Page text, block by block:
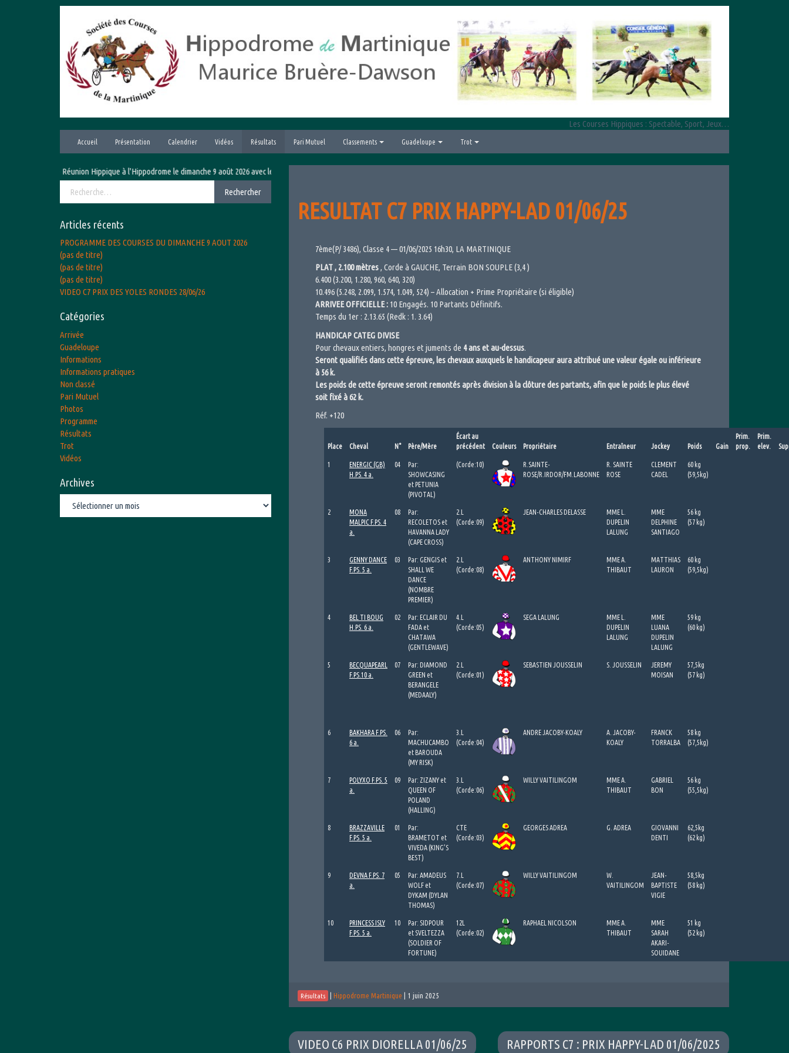
Les Courses Hippiques : Spectable, Sport, Jeux…
Accueil Présentation Calendrier Vidéos Résultats Pari Mutuel Classements Guadeloupe Trot
RESULTAT C7 PRIX HAPPY-LAD 01/06/25
7ème(P/ 3486), Classe 4 — 01/06/2025 16h30, LA MARTINIQUE
PLAT , 2.100 mètres, Corde à GAUCHE, Terrain BON SOUPLE (3,4 )
6.400 (3.200, 1.280, 960, 640, 320)
10.496 (5.248, 2.099, 1.574, 1.049, 524) – Allocation + Prime Propriétaire (si éligible)
ARRIVEE OFFICIELLE : 10 Engagés. 10 Partants Définitifs.
Temps du 1er : 2.13.65 (Redk : 1. 3.64)
HANDICAP CATEG DIVISE
Pour chevaux entiers, hongres et juments de 4 ans et au-dessus.
Seront qualifiés dans cette épreuve, les chevaux auxquels le handicapeur aura attribué une valeur égale ou inférieure
à 56 k.
Les poids de cette épreuve seront remontés après division à la clôture des partants, afin que le poids le plus élevé
soit fixé à 62 k.
Réf. +120
Place Cheval N° Père/Mère
Écart au
précédent
Couleurs Propriétaire Entraîneur Jockey Poids Gain
Prim.
prop.
Prim.
elev.
1
ENERGIC (GB)
H.PS. 4 a.
04
Par:
SHOWCASING
et PETUNIA
(PIVOTAL)
(Corde:10)
R.SAINTE-
ROSE/R.IRDOR/FM.LABONNE
R. SAINTE
ROSE
CLEMENT
CADEL
60 kg
(59,5kg)
2
MONA
MALPIC F.PS. 4
a.
08
Par:
RECOLETOS et
HAVANNA LADY
(CAPE CROSS)
2.L
(Corde:09)
JEAN-CHARLES DELASSE
MME L.
DUPELIN
LALUNG
MME
DELPHINE
SANTIAGO
56 kg
(57 kg)
3
GENNY DANCE
F.PS. 5 a.
03
Par: GENGIS et
SHALL WE
DANCE
(NOMBRE
PREMIER)
2.L
(Corde:08)
ANTHONY NIMIRF
MME A.
THIBAUT
MATTHIAS
LAURON
60 kg
(59,5kg)
4
BEL TI BOUG
H.PS. 6 a.
02
Par: ECLAIR DU
FADA et
CHATAWA
(GENTLEWAVE)
4.L
(Corde:05)
SEGA LALUNG
MME L.
DUPELIN
LALUNG
MME
LUANA
DUPELIN
LALUNG
59 kg
(60 kg)
5
BECQUAPEARL
F.PS.10 a.
07
Par: DIAMOND
GREEN et
BERANGELE
(MEDAALY)
2.L
(Corde:01)
SEBASTIEN JOUSSELIN S. JOUSSELIN
JEREMY
MOISAN
57,5kg
(57 kg)
6
BAKHARA F.PS.
6 a.
06
Par:
MACHUCAMBO
et BAROUDA
(MY RISK)
3.L
(Corde:04)
ANDRE JACOBY-KOALY
A. JACOBY-
KOALY
FRANCK
TORRALBA
58 kg
(57,5kg)
7
POLYXO F.PS. 5
a.
09
Par: ZIZANY et
QUEEN OF
POLAND
(HALLING)
3.L
(Corde:06)
WILLY VAITILINGOM
MME A.
THIBAUT
GABRIEL
BON
56 kg
(55,5kg)
8
BRAZZAVILLE
F.PS. 5 a.
01
Par:
BRAMETOT et
VIVEDA (KING’S
BEST)
CTE
(Corde:03)
GEORGES ADREA G. ADREA
GIOVANNI
DENTI
62,5kg
(62 kg)
9
DEVNA F.PS. 7
a.
05
Par: AMADEUS
WOLF et
DYKAM (DYLAN
THOMAS)
7.L
(Corde:07)
WILLY VAITILINGOM
W.
VAITILINGOM
JEAN-
BAPTISTE
VIGIE
58,5kg
(58 kg)
10
PRINCESS ISLY
F.PS. 5 a.
10
Par: SIDPOUR
et SVELTEZZA
(SOLDIER OF
FORTUNE)
12L
(Corde:02)
RAPHAEL NICOLSON
MME A.
THIBAUT
MME
SARAH
AKARI-
SOUIDANE
51 kg
(52 kg)
Résultats | Hippodrome Martinique | 1 juin 2025
RAPPORTS C7 : PRIX HAPPY-LAD 01/06/2025
VIDEO C6 PRIX DIORELLA 01/06/25
Prochaine Réunion Hippique à l'Hippodrome le dimanche 9 août 2026 avec le Grand Prix hippique de la Ville du Lamentin
Rechercher
Articles récents
PROGRAMME DES COURSES DU DIMANCHE 9 AOUT 2026
(pas de titre)
(pas de titre)
(pas de titre)
VIDEO C7 PRIX DES YOLES RONDES 28/06/26
Catégories
Arrivée
Guadeloupe
Informations
Informations pratiques
Non classé
Pari Mutuel
Photos
Programme
Résultats
Trot
Vidéos
Archives